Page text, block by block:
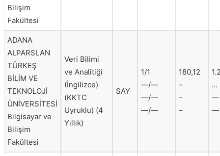
Bilişim
Fakültesi
ADANA
ALPARSLAN
TÜRKEŞ
BİLİM VE
TEKNOLOJİ
ÜNİVERSİTESİ
Bilgisayar ve
Bilişim
Fakültesi
Veri Bilimi
ve Analitiği
(İngilizce)
(KKTC
Uyruklu) (4
Yıllık)
SAY
1/1
—/—
—/—
—/—
180,12
–
–
–
…
—
—